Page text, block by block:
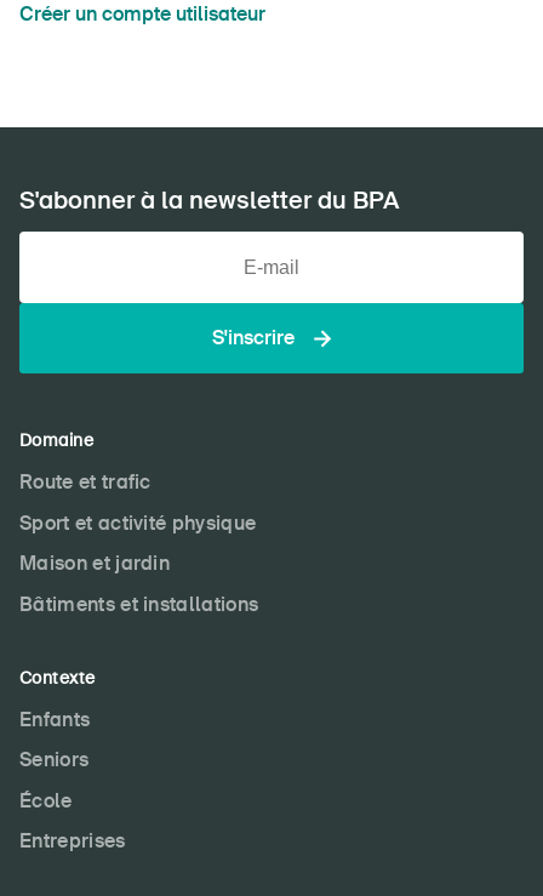
Créer un compte utilisateur
S'abonner à la newsletter du BPA
S'inscrire
Domaine
Route et trafic
Sport et activité physique
Maison et jardin
Bâtiments et installations
Contexte
Enfants
Seniors
École
Entreprises